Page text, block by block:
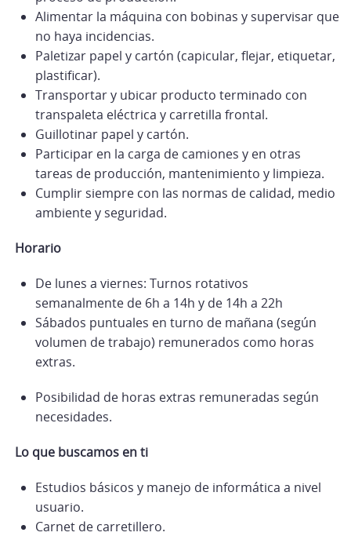
Alimentar la máquina con bobinas y supervisar que
no haya incidencias.
Paletizar papel y cartón (capicular, flejar, etiquetar,
plastificar).
Transportar y ubicar producto terminado con
transpaleta eléctrica y carretilla frontal.
Guillotinar papel y cartón.
Participar en la carga de camiones y en otras
tareas de producción, mantenimiento y limpieza.
Cumplir siempre con las normas de calidad, medio
ambiente y seguridad.
Horario
De lunes a viernes: Turnos rotativos
semanalmente de 6h a 14h y de 14h a 22h
Sábados puntuales en turno de mañana (según
volumen de trabajo) remunerados como horas
extras.
Posibilidad de horas extras remuneradas según
necesidades.
Lo que buscamos en ti
Estudios básicos y manejo de informática a nivel
usuario.
Carnet de carretillero.